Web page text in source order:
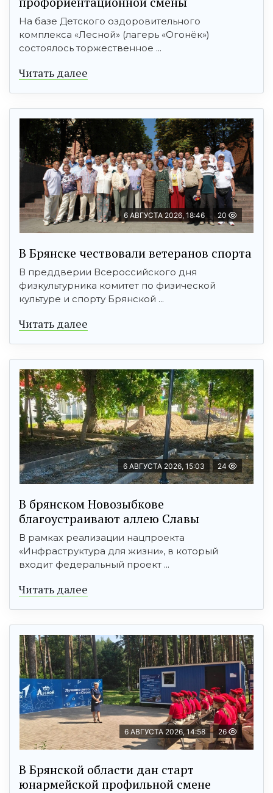
На базе Детского оздоровительного
комплекса «Лесной» (лагерь «Огонёк»)
состоялось торжественное ...
Читать далее
6 АВГУСТА 2026, 18:46 20
В Брянске чествовали ветеранов спорта
В преддверии Всероссийского дня
физкультурника комитет по физической
культуре и спорту Брянской ...
Читать далее
6 АВГУСТА 2026, 15:03 24
В брянском Новозыбкове
благоустраивают аллею Славы
В рамках реализации нацпроекта
«Инфраструктура для жизни», в который
входит федеральный проект ...
Читать далее
6 АВГУСТА 2026, 14:58 26
В Брянской области дан старт
юнармейской профильной смене